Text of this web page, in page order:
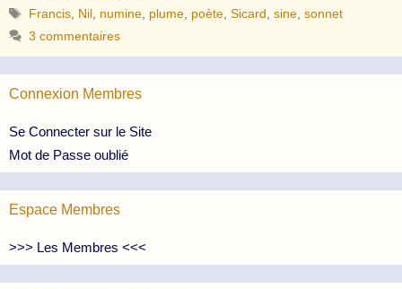
Étiquettes
Francis Nil numine plume poète ,Sicard ,sine ,sonnet
3 commentaires
Connexion Membres
Se Connecter sur le Site
Mot de Passe oublié
Espace Membres
>>> Les Membres <<<